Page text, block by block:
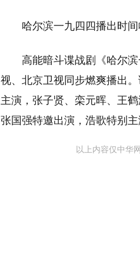
哈尔滨一九四四播出时
高能暗斗谍战剧《哈尔
视、北京卫视同步燃爽播出
主演，张子贤、栾元晖、王
张国强特邀出演，浩歌特别
以上内容仅中华